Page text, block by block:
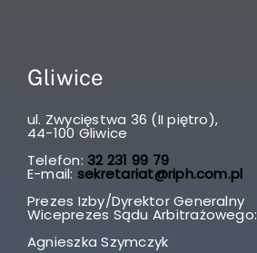
Gliwice
ul. Zwycięstwa 36 (II piętro),
44-100 Gliwice
Telefon: 32 231 99 79
E-mail: sekretariat@riph.com.pl
Prezes Izby/Dyrektor Generalny
Wiceprezes Sądu Arbitrażowego:
Agnieszka Szymczyk